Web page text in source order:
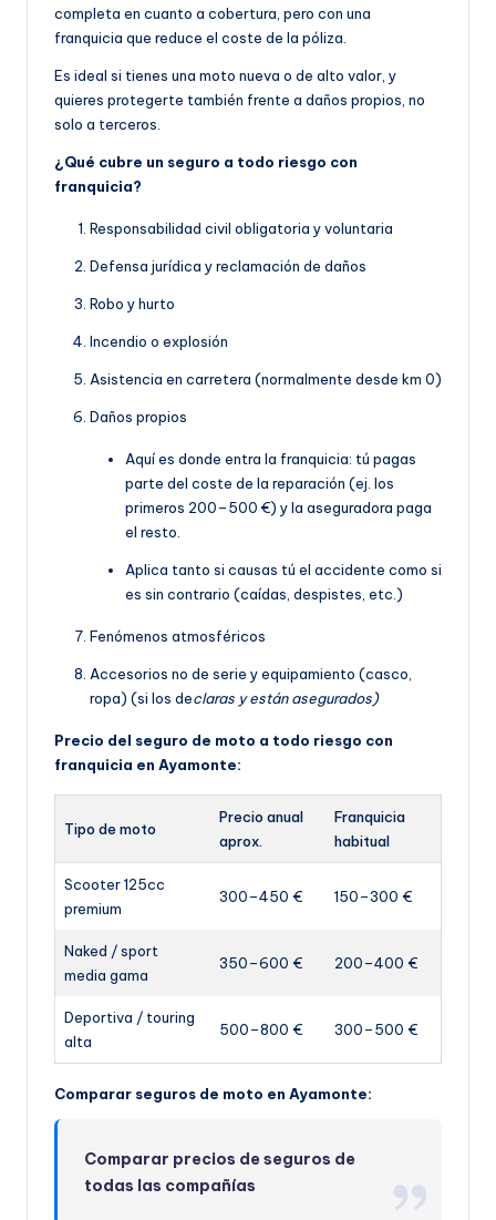
completa en cuanto a cobertura, pero con una
franquicia que reduce el coste de la póliza.
Es ideal si tienes una moto nueva o de alto valor, y
quieres protegerte también frente a daños propios, no
solo a terceros.
¿Qué cubre un seguro a todo riesgo con
franquicia?
Responsabilidad civil obligatoria y voluntaria
Defensa jurídica y reclamación de daños
Robo y hurto
Incendio o explosión
Asistencia en carretera (normalmente desde km 0)
Daños propios
Aquí es donde entra la franquicia: tú pagas
parte del coste de la reparación (ej. los
primeros 200–500 €) y la aseguradora paga
el resto.
Aplica tanto si causas tú el accidente como si
es sin contrario (caídas, despistes, etc.)
Fenómenos atmosféricos
Accesorios no de serie y equipamiento (casco,
ropa) (si los declaras y están asegurados)
Precio del seguro de moto a todo riesgo con
franquicia en Ayamonte:
Tipo de moto
Precio anual
aprox.
Franquicia
habitual
Scooter 125cc
premium
300–450 € 150–300 €
Naked / sport
media gama
350–600 € 200–400 €
Deportiva / touring
alta
500–800 € 300–500 €
Comparar seguros de moto en Ayamonte:
Comparar precios de seguros de
todas las compañías